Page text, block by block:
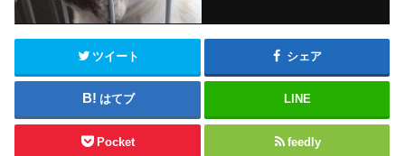
ツイート シェア
はてブ LINE
Pocket feedly